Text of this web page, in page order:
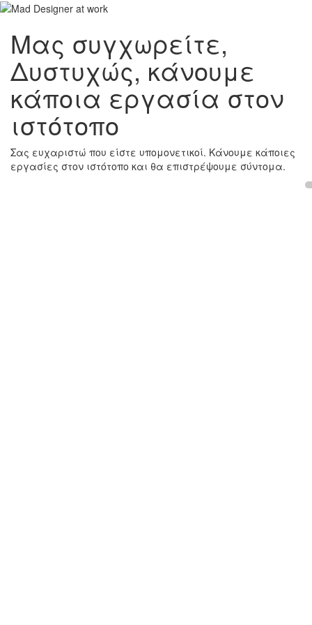
Μας συγχωρείτε,
Δυστυχώς, κάνουμε
κάποια εργασία στον
ιστότοπο
Σας ευχαριστώ που είστε υπομονετικοί. Κάνουμε κάποιες
εργασίες στον ιστότοπο και θα επιστρέψουμε σύντομα.